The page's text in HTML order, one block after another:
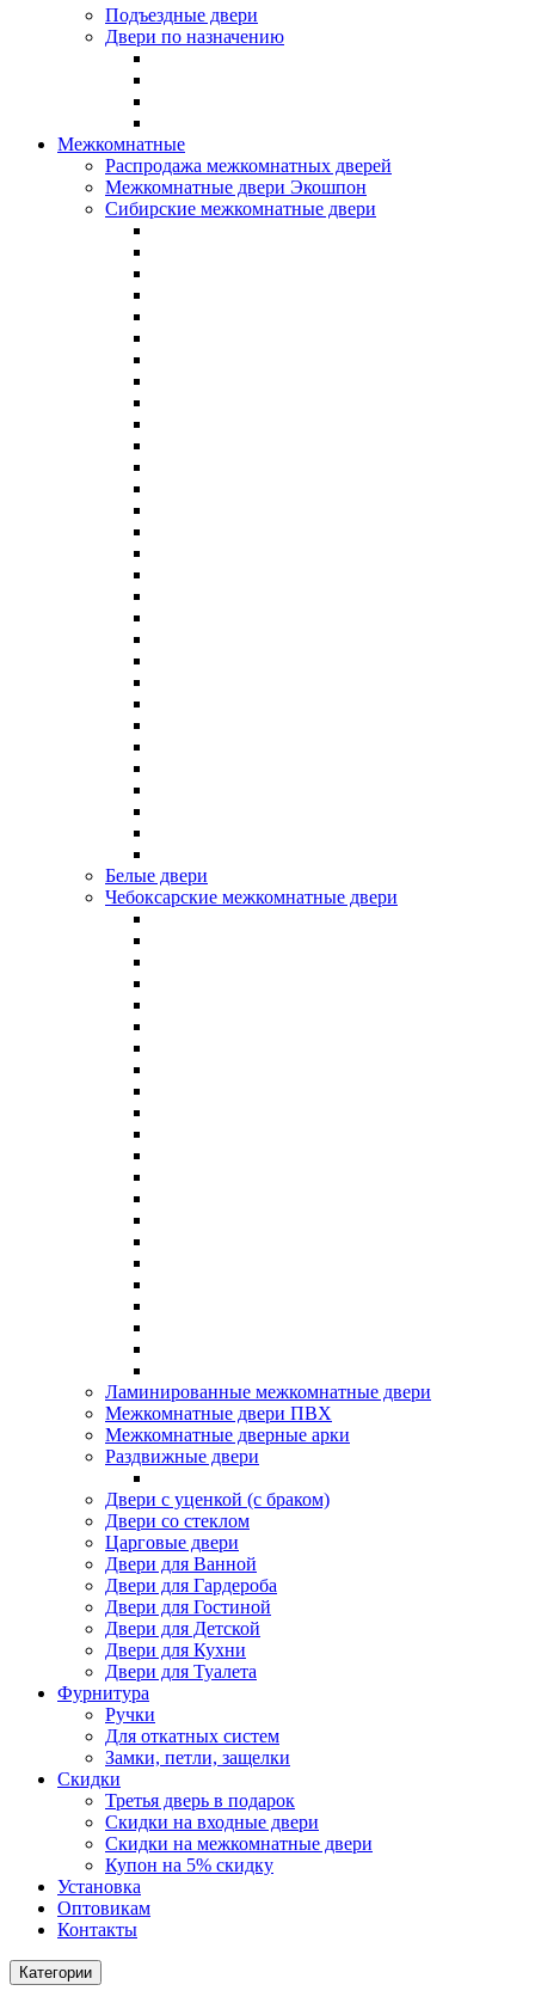
Подъездные двери
Двери по назначению
Межкомнатные
Распродажа межкомнатных дверей
Межкомнатные двери Экошпон
Сибирские межкомнатные двери
Белые двери
Чебоксарские межкомнатные двери
Ламинированные межкомнатные двери
Межкомнатные двери ПВХ
Межкомнатные дверные арки
Раздвижные двери
Двери с уценкой (с браком)
Двери со стеклом
Царговые двери
Двери для Ванной
Двери для Гардероба
Двери для Гостиной
Двери для Детской
Двери для Кухни
Двери для Туалета
Фурнитура
Ручки
Для откатных систем
Замки, петли, защелки
Скидки
Третья дверь в подарок
Скидки на входные двери
Скидки на межкомнатные двери
Купон на 5% скидку
Установка
Оптовикам
Контакты
Категории